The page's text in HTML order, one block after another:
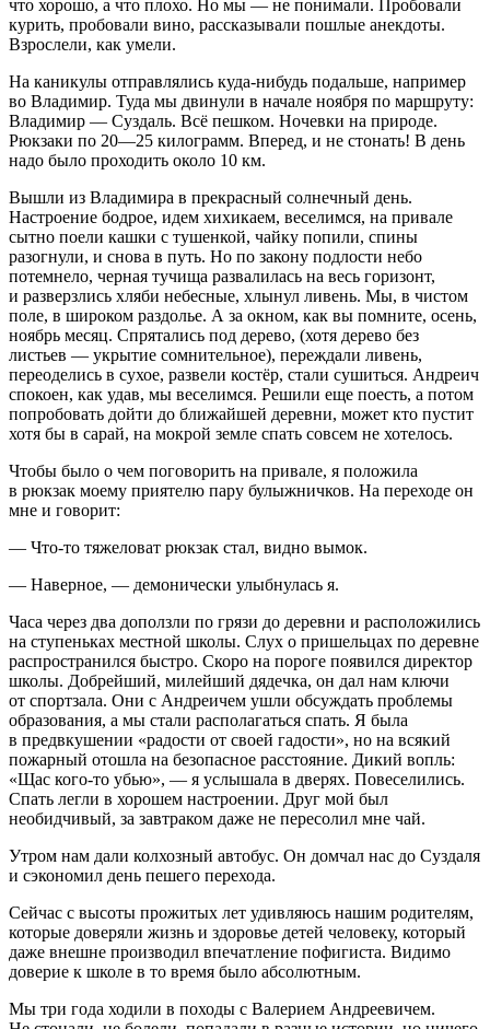
что хорошо, а что плохо. Но мы — не понимали. Пробовали
курить, пробовали вино, рассказывали пошлые анекдоты.
Взрослели, как умели.
На каникулы отправлялись куда-нибудь подальше, например
во Владимир. Туда мы двинули в начале ноября по маршруту:
Владимир — Суздаль. Всё пешком. Ночевки на природе.
Рюкзаки по 20—25 килограмм. Вперед, и не стонать! В день
надо было проходить около 10 км.
Вышли из Владимира в прекрасный солнечный день.
Настроение бодрое, идем хихикаем, веселимся, на привале
сытно поели кашки с тушенкой, чайку попили, спины
разогнули, и снова в путь. Но по закону подлости небо
потемнело, черная тучища развалилась на весь горизонт,
и разверзлись хляби небесные, хлынул ливень. Мы, в чистом
поле, в широком раздолье. А за окном, как вы помните, осень,
ноябрь месяц. Спрятались под дерево, (хотя дерево без
листьев — укрытие сомнительное), переждали ливень,
переоделись в сухое, развели костёр, стали сушиться. Андреич
спокоен, как удав, мы веселимся. Решили еще поесть, а потом
попробовать дойти до ближайшей деревни, может кто пустит
хотя бы в сарай, на мокрой земле спать совсем не хотелось.
Чтобы было о чем поговорить на привале, я положила
в рюкзак моему приятелю пару булыжничков. На переходе он
мне и говорит:
— Что-то тяжеловат рюкзак стал, видно вымок.
— Наверное, — демонически улыбнулась я.
Часа через два доползли по грязи до деревни и расположились
на ступеньках местной школы. Слух о пришельцах по деревне
распространился быстро. Скоро на пороге появился директор
школы. Добрейший, милейший дядечка, он дал нам ключи
от спортзала. Они с Андреичем ушли обсуждать проблемы
образования, а мы стали располагаться спать. Я была
в предвкушении «радости от своей гадости», но на всякий
пожарный отошла на безопасное расстояние. Дикий вопль:
«Щас кого-то убью», — я услышала в дверях. Повеселились.
Спать легли в хорошем настроении. Друг мой был
необидчивый, за завтраком даже не пересолил мне чай.
Утром нам дали колхозный автобус. Он домчал нас до Суздаля
и сэкономил день пешего перехода.
Сейчас с высоты прожитых лет удивляюсь нашим родителям,
которые доверяли жизнь и здоровье детей человеку, который
даже внешне производил впечатление пофигиста. Видимо
доверие к школе в то время было абсолютным.
Мы три года ходили в походы с Валерием Андреевичем.